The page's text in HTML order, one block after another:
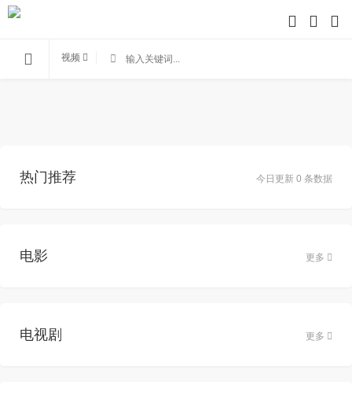
视频
今日更新 0 条数据
热门推荐
电影 更多
电视剧 更多